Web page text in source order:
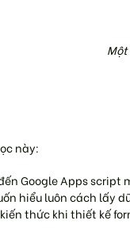
này:
Google Apps script
hiểu luôn cách lấy
thức khi thiết kế